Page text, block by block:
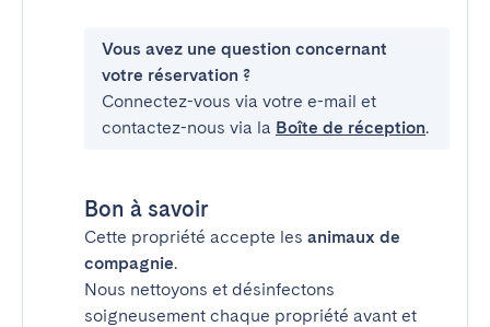
Vous avez une question concernant
votre réservation ?
Connectez-vous via votre e-mail et
contactez-nous via la Boîte de réception.
Bon à savoir
Cette propriété accepte les animaux de
compagnie.
Nous nettoyons et désinfectons
soigneusement chaque propriété avant et